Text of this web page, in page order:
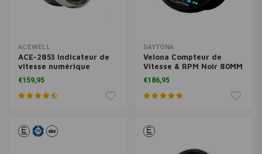
ACEWELL
ACE-2853 Indicateur de
vitesse numérique
Noir/Chrome
€159,95
DAYTONA
Velona Compteur de
Vitesse & RPM Noir 80MM
200 KM/H
€186,95